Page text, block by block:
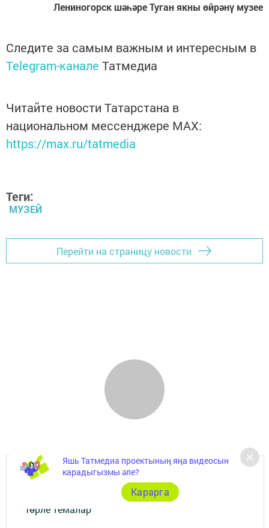
Лениногорск шәһәре Туган якны өйрәнү музее
Следите за самым важным и интересным в
Telegram-канале Татмедиа
Читайте новости Татарстана в
национальном мессенджере MАХ:
https://max.ru/tatmedia
Теги:
МУЗЕЙ
Перейти на страницу новости
Главная
Төрле темалар
Яшь Татмедиа проектының яңа видеосын
карадыгызмы әле?
Карарга